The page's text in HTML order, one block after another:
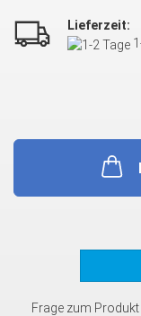
Lieferzeit:
Frage zum Produkt